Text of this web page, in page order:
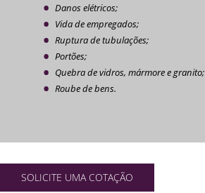
Danos elétricos;
Vida de empregados;
Ruptura de tubulações;
Portões;
Quebra de vidros, mármore e granito;
Roube de bens.
SOLICITE UMA COTAÇÃO